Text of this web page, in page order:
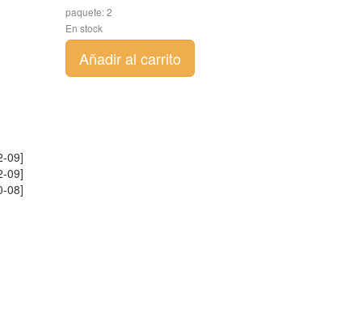
09]
09]
08]
paquete: 2
En stock
Añadir al carrito